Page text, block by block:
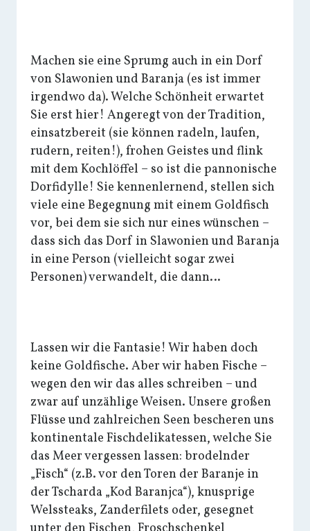
Machen sie eine Sprumg auch in ein Dorf
von Slawonien und Baranja (es ist immer
irgendwo da). Welche Schönheit erwartet
Sie erst hier! Angeregt von der Tradition,
einsatzbereit (sie können radeln, laufen,
rudern, reiten!), frohen Geistes und flink
mit dem Kochlöffel – so ist die pannonische
Dorfidylle! Sie kennenlernend, stellen sich
viele eine Begegnung mit einem Goldfisch
vor, bei dem sie sich nur eines wünschen –
dass sich das Dorf in Slawonien und Baranja
in eine Person (vielleicht sogar zwei
Personen) verwandelt, die dann…
Lassen wir die Fantasie! Wir haben doch
keine Goldfische. Aber wir haben Fische –
wegen den wir das alles schreiben – und
zwar auf unzählige Weisen. Unsere großen
Flüsse und zahlreichen Seen bescheren uns
kontinentale Fischdelikatessen, welche Sie
das Meer vergessen lassen: brodelnder
„Fisch“ (z.B. vor den Toren der Baranje in
der Tscharda „Kod Baranjca“), knusprige
Welssteaks, Zanderfilets oder, gesegnet